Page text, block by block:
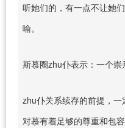
听她们的，有一点不让她
喻。
斯慕圈zhu仆表示：一个崇
zhu仆关系续存的前提，
对慕有着足够的尊重和包